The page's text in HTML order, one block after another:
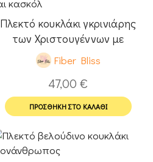
Πλεκτό κουκλάκι γκρινιάρης
των Χριστουγέννων με
σκούφο και κασκόλ
Fiber Bliss
47,00€
ΠΡΟΣΘΉΚΗ ΣΤΟ ΚΑΛΆΘΙ